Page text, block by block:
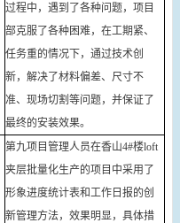
过程中，遇到了各种问题，项目
部克服了各种困难，在工期紧、
任务重的情况下，通过技术创
新，解决了材料偏差、尺寸不
准、现场切割等问题，并保证了
最终的安装效果。
第九项目管理人员在香山4#楼loft
夹层批量化生产的项目中采用了
形象进度统计表和工作日报的创
新管理方法，效果明显，具体措